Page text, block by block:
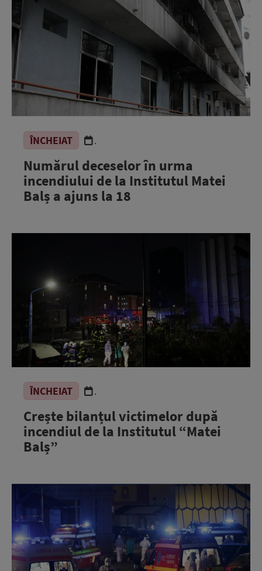
ÎNCHEIAT .
Numărul deceselor în urma
incendiului de la Institutul Matei
Balș a ajuns la 18
ÎNCHEIAT .
Crește bilanțul victimelor după
incendiul de la Institutul “Matei
Balș”